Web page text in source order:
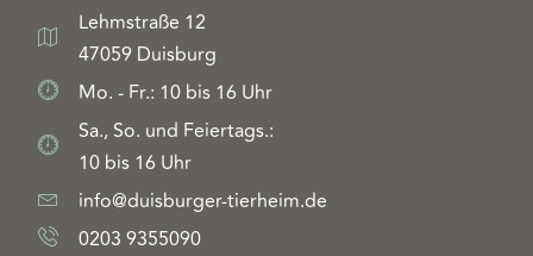
Lehmstraße 12
47059 Duisburg
Mo. - Fr.: 10 bis 16 Uhr
Sa., So. und Feiertags.:
10 bis 16 Uhr
info@duisburger-tierheim.de
0203 9355090